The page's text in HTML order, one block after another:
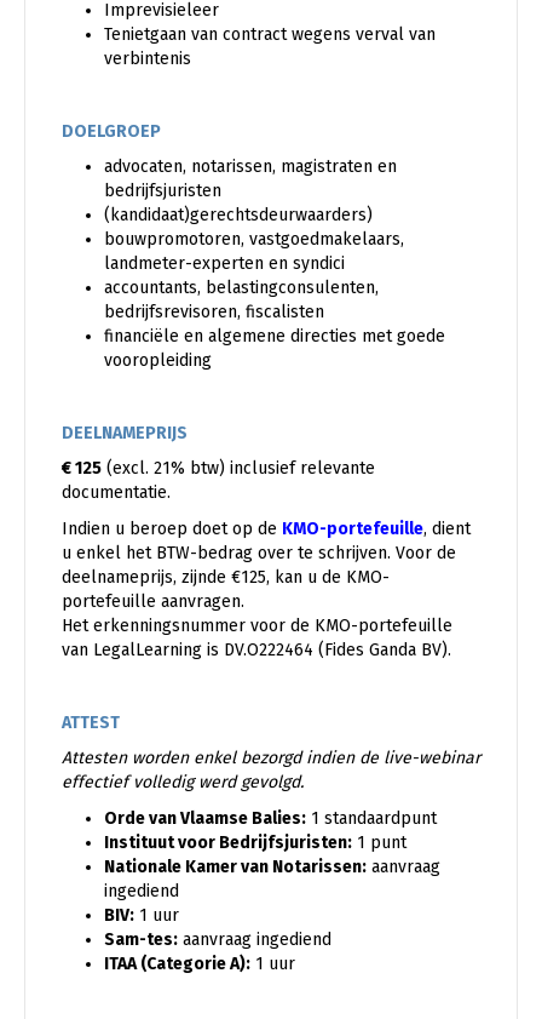
Imprevisieleer
Tenietgaan van contract wegens verval van
verbintenis
DOELGROEP
advocaten, notarissen, magistraten en
bedrijfsjuristen
(kandidaat)gerechtsdeurwaarders)
bouwpromotoren, vastgoedmakelaars,
landmeter-experten en syndici
accountants, belastingconsulenten,
bedrijfsrevisoren, fiscalisten
financiële en algemene directies met goede
vooropleiding
DEELNAMEPRIJS
€ 125 (excl. 21% btw) inclusief relevante
documentatie.
Indien u beroep doet op de KMO-portefeuille, dient
u enkel het BTW-bedrag over te schrijven. Voor de
deelnameprijs, zijnde €125, kan u de KMO-
portefeuille aanvragen.
Het erkenningsnummer voor de KMO-portefeuille
van LegalLearning is DV.O222464 (Fides Ganda BV).
ATTEST
Attesten worden enkel bezorgd indien de live-webinar
effectief volledig werd gevolgd.
Orde van Vlaamse Balies: 1 standaardpunt
Instituut voor Bedrijfsjuristen: 1 punt
Nationale Kamer van Notarissen: aanvraag
ingediend
BIV: 1 uur
Sam-tes: aanvraag ingediend
ITAA (Categorie A): 1 uur